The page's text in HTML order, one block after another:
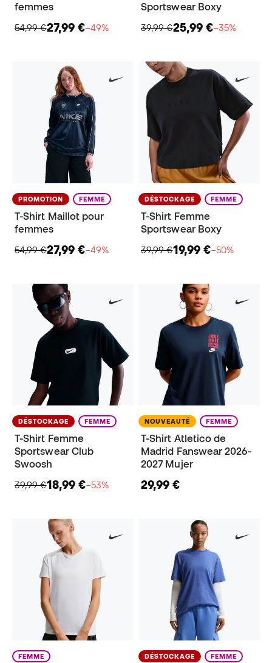
femmes
54,99 €27,99 €−49%
Sportswear Boxy
39,99 €25,99 €−35%
PROMOTION FEMME
T-Shirt Maillot pour
femmes
54,99 €27,99 €−49%
DÉSTOCKAGE FEMME
T-Shirt Femme
Sportswear Boxy
39,99 €19,99 €−50%
DÉSTOCKAGE FEMME
T-Shirt Femme
Sportswear Club
Swoosh
39,99 €18,99 €−53%
NOUVEAUTÉ FEMME
T-Shirt Atletico de
Madrid Fanswear 2026-
2027 Mujer
29,99 €
FEMME DÉSTOCKAGE FEMME